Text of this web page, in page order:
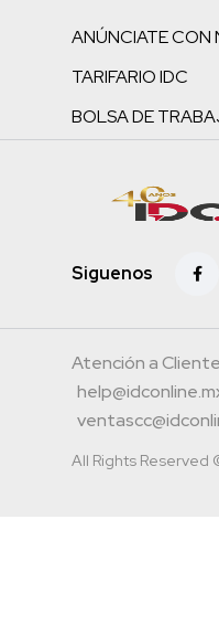
ANÚNCIATE CON
TARIFARIO IDC
BOLSA DE
Siguenos
Atención a
All Rights Reserved